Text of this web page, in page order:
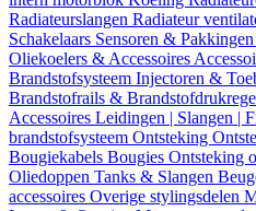
Radiateurslangen Radiateur
Schakelaars Sensoren & Pakkingen
Oliekoelers & Accessoires
Brandstofsysteem Injectoren &
Brandstofrails &
Accessoires Leidingen | Slangen |
brandstofsysteem Ontsteking
Bougiekabels Bougies Ontsteking
Oliedoppen Tanks & Slangen
accessoires Overige stylingsdelen